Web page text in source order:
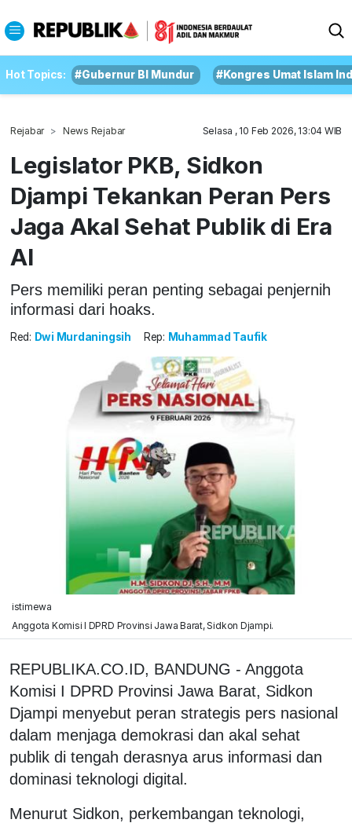
Hot Topics: #Gubernur BI Mundur #Kongres Umat Islam
Rejabar News Rejabar Selasa , 10 Feb 2026, 13:04 WIB
Legislator PKB, Sidkon
Djampi Tekankan Peran Pers
Jaga Akal Sehat Publik di Era
AI
Pers memiliki peran penting sebagai penjernih
informasi dari hoaks.
Red: Dwi Murdaningsih Rep: Muhammad Taufik
istimewa
Anggota Komisi I DPRD Provinsi Jawa Barat, Sidkon Djampi.
REPUBLIKA.CO.ID, BANDUNG - Anggota
Komisi I DPRD Provinsi Jawa Barat, Sidkon
Djampi menyebut peran strategis pers nasional
dalam menjaga demokrasi dan akal sehat
publik di tengah derasnya arus informasi dan
dominasi teknologi digital.
Menurut Sidkon, perkembangan teknologi,